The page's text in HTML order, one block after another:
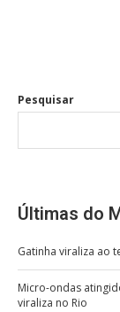
Pesquisar
Últimas do
Gatinha viraliza ao
Micro-ondas
viraliza no Rio